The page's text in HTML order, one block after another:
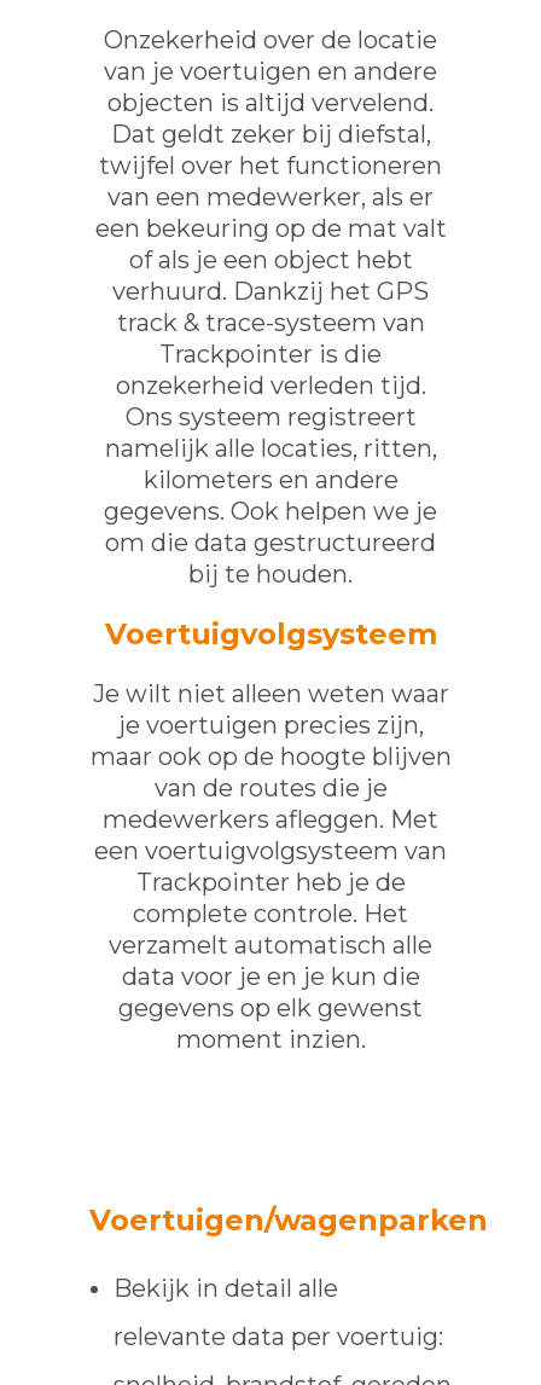
Onzekerheid over de locatie
van je voertuigen en andere
objecten is altijd vervelend.
Dat geldt zeker bij diefstal,
twijfel over het functioneren
van een medewerker, als er
een bekeuring op de mat valt
of als je een object hebt
verhuurd. Dankzij het GPS
track & trace-systeem van
Trackpointer is die
onzekerheid verleden tijd.
Ons systeem registreert
namelijk alle locaties, ritten,
kilometers en andere
gegevens. Ook helpen we je
om die data gestructureerd
bij te houden.
Voertuigvolgsysteem
Je wilt niet alleen weten waar
je voertuigen precies zijn,
maar ook op de hoogte blijven
van de routes die je
medewerkers afleggen. Met
een voertuigvolgsysteem van
Trackpointer heb je de
complete controle. Het
verzamelt automatisch alle
data voor je en je kun die
gegevens op elk gewenst
moment inzien.
Voertuigen/wagenparken
Bekijk in detail alle
relevante data per voertuig: